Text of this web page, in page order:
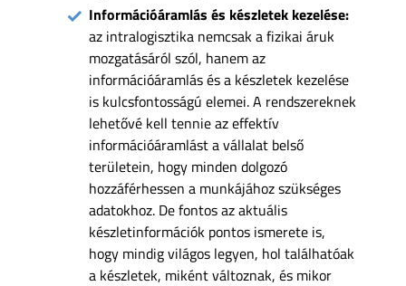
Információáramlás és készletek kezelése:
az intralogisztika nemcsak a fizikai áruk
mozgatásáról szól, hanem az
információáramlás és a készletek kezelése
is kulcsfontosságú elemei. A rendszereknek
lehetővé kell tennie az effektív
információáramlást a vállalat belső
területein, hogy minden dolgozó
hozzáférhessen a munkájához szükséges
adatokhoz. De fontos az aktuális
készletinformációk pontos ismerete is,
hogy mindig világos legyen, hol találhatóak
a készletek, miként változnak, és mikor